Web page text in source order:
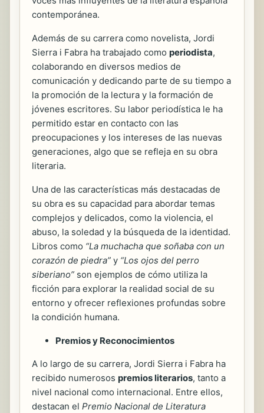
contemporánea.
Además de su carrera como novelista, Jordi
Sierra i Fabra ha trabajado como periodista,
colaborando en diversos medios de
comunicación y dedicando parte de su tiempo a
la promoción de la lectura y la formación de
jóvenes escritores. Su labor periodística le ha
permitido estar en contacto con las
preocupaciones y los intereses de las nuevas
generaciones, algo que se refleja en su obra
literaria.
Una de las características más destacadas de
su obra es su capacidad para abordar temas
complejos y delicados, como la violencia, el
abuso, la soledad y la búsqueda de la identidad.
Libros como “La muchacha que soñaba con un
corazón de piedra” y “Los ojos del perro
siberiano” son ejemplos de cómo utiliza la
ficción para explorar la realidad social de su
entorno y ofrecer reflexiones profundas sobre
la condición humana.
Premios y Reconocimientos
A lo largo de su carrera, Jordi Sierra i Fabra ha
recibido numerosos premios literarios, tanto a
nivel nacional como internacional. Entre ellos,
destacan el Premio Nacional de Literatura